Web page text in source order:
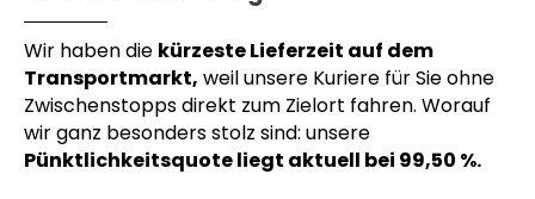
Wir haben die kürzeste Lieferzeit auf dem
Transportmarkt, weil unsere Kuriere für Sie ohne
Zwischenstopps direkt zum Zielort fahren. Worauf
wir ganz besonders stolz sind: unsere
Pünktlichkeitsquote liegt aktuell bei 99,50 %.